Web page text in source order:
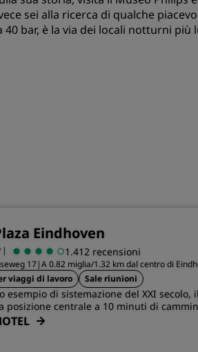
Ristorazione
sei alla ricerca di qualche
bar, è la via dei locali notturni più
Eindhoven
| 1.412 recensioni
17 |A 0.82 miglia/1.32 km dal centro di
viaggi di lavoro
Sale riunioni
esempio di sistemazione del XXI secolo,
posizione centrale a 10 minuti di